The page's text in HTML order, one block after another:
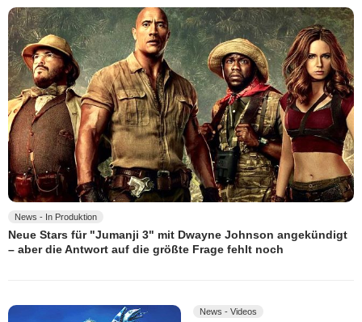
News - In Produktion
Neue Stars für "Jumanji 3" mit Dwayne Johnson angekündigt
– aber die Antwort auf die größte Frage fehlt noch
News - Videos